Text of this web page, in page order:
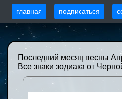
главная подписаться
Последний месяц весны
Все знаки зодиака от